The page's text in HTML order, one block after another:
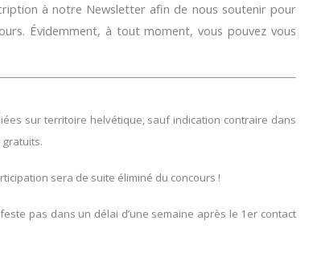
à notre Newsletter afin de nous soutenir pour
Évidemment, à tout moment, vous pouvez vous
sur territoire helvétique, sauf indication contraire dans
sera de suite éliminé du concours !
pas dans un délai d’une semaine après le 1er contact